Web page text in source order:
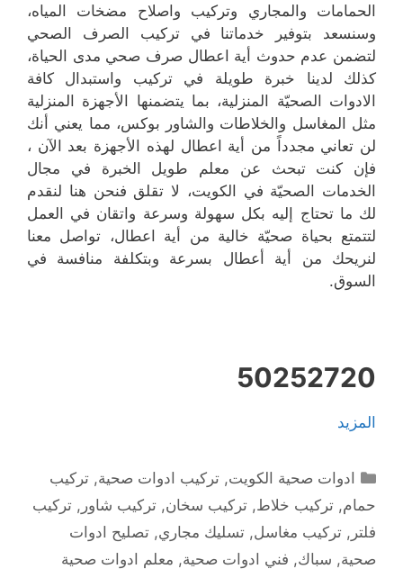
الحمامات والمجاري وتركيب واصلاح مضخات المياه،
وسنسعد بتوفير خدماتنا في تركيب الصرف الصحي
لتضمن عدم حدوث أية اعطال صرف صحي مدى الحياة،
كذلك لدينا خبرة طويلة في تركيب واستبدال كافة
الادوات الصحيّة المنزلية، بما يتضمنها الأجهزة المنزلية
مثل المغاسل والخلاطات والشاور بوكس، مما يعني أنك
لن تعاني مجدداً من أية اعطال لهذه الأجهزة بعد الآن ،
فإن كنت تبحث عن معلم طويل الخبرة في مجال
الخدمات الصحيّة في الكويت، لا تقلق فنحن هنا لنقدم
لك ما تحتاج إليه بكل سهولة وسرعة واتقان في العمل
لتتمتع بحياة صحيّة خالية من أية اعطال، تواصل معنا
لنريحك من أية أعطال بسرعة وبتكلفة منافسة في
السوق.
50252720
المزيد
التصنيفات
ادوات صحية الكويت,تركيب ادوات صحية,تركيب
حمام, تركيب خلاط, تركيب سخان, تركيب شاور , تركيب
فلتر , تركيب مغاسل, تسليك مجاري, تصليح ادوات
صحية, سباك, فني ادوات صحية, معلم ادوات صحية